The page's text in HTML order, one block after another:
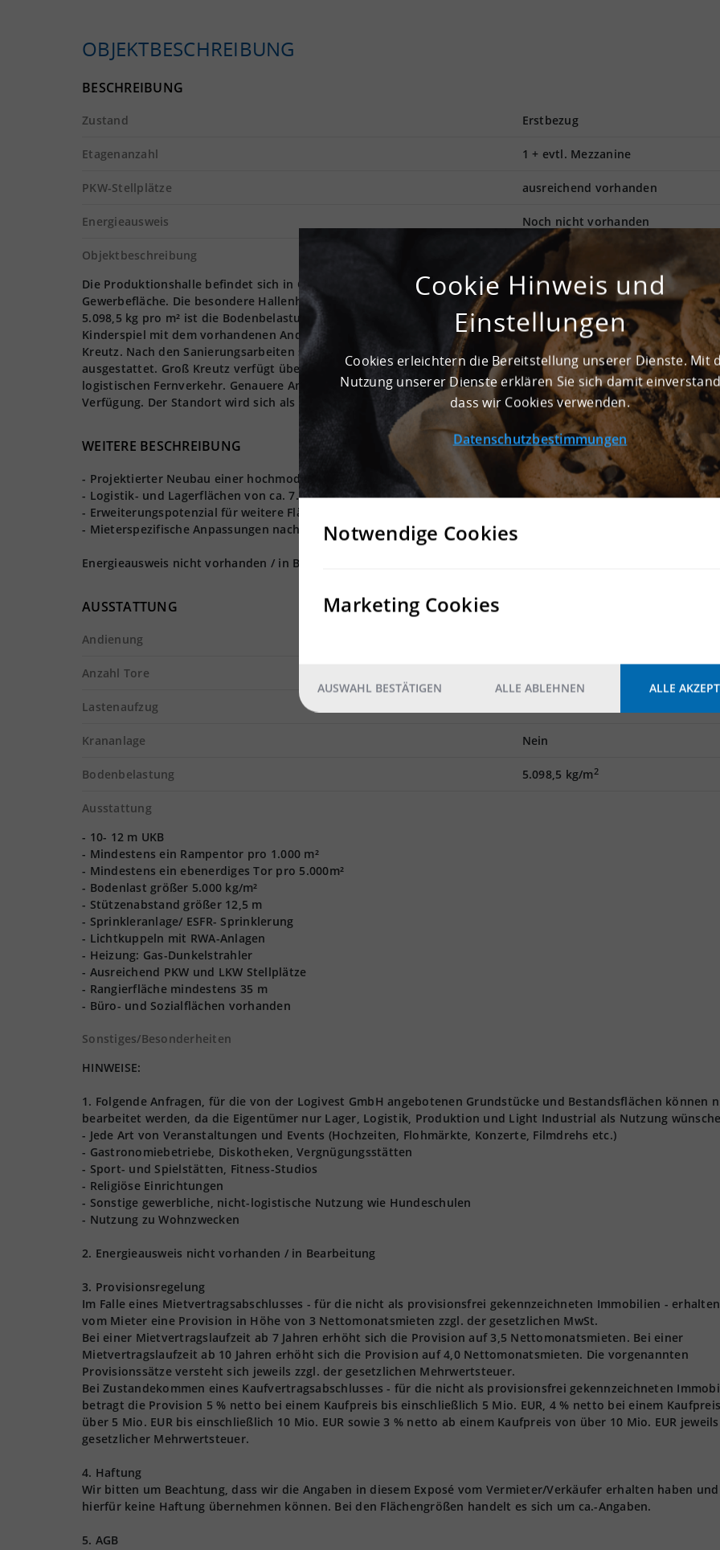
OBJEKTBESCHREIBUNG
BESCHREIBUNG
Zustand Erstbezug
Etagenanzahl 1 + evtl. Mezzanine
PKW-Stellplätze ausreichend vorhanden
Energieausweis Noch nicht vorhanden
Objektbeschreibung
Die Produktionshalle befindet sich in Groß Kreutz. Die Produktionshalle bietet außerdem insgesamt 7.000 m²
Gewerbefläche. Die besondere Hallenhöhe von 10 - 12 Metern bietet den Raum für extra große Lagerregale. Mit
5.098,5 kg pro m² ist die Bodenbelastung für jegliche Nutzungsart kompatibel. Be- und Entladen werden zum
Kinderspiel mit dem vorhandenen Andienungssystem. Die großzügige Produktionshalle befindet sich in 14550
Kreutz. Nach den Sanierungsarbeiten sind alle betreffenden Bereiche des Objekts mit einem Sprinklersystem
ausgestattet. Groß Kreutz verfügt über eine sehr gute Infrastruktur, ausgehend vom Personennahverkehr bis
logistischen Fernverkehr. Genauere Angaben zu Mietpreisen erfolgen auf Anfrage. Schon in Kürze steht das
Verfügung. Der Standort wird sich als Top-Logistikregion für Sie herausstellen.
WEITERE BESCHREIBUNG
- Projektierter Neubau einer hochmodernen Lager- und Logistikhalle
- Logistik- und Lagerflächen von ca. 7.000 m² realisierbar
- Erweiterungspotenzial für weitere Flächen ist vorhanden
- Mieterspezifische Anpassungen nach Absprache möglich
Energieausweis nicht vorhanden / in Bearbeitung
AUSSTATTUNG
Andienung
Anzahl Tore
Lastenaufzug
Krananlage Nein
Bodenbelastung 5.098,5 kg/m2
Ausstattung
- 10- 12 m UKB
- Mindestens ein Rampentor pro 1.000 m²
- Mindestens ein ebenerdiges Tor pro 5.000m²
- Bodenlast größer 5.000 kg/m²
- Stützenabstand größer 12,5 m
- Sprinkleranlage/ ESFR- Sprinklerung
- Lichtkuppeln mit RWA-Anlagen
- Heizung: Gas-Dunkelstrahler
- Ausreichend PKW und LKW Stellplätze
- Rangierfläche mindestens 35 m
- Büro- und Sozialflächen vorhanden
Sonstiges/Besonderheiten
HINWEISE:
1. Folgende Anfragen, für die von der Logivest GmbH angebotenen Grundstücke und Bestandsflächen können
bearbeitet werden, da die Eigentümer nur Lager, Logistik, Produktion und Light Industrial als Nutzung
- Jede Art von Veranstaltungen und Events (Hochzeiten, Flohmärkte, Konzerte, Filmdrehs etc.)
- Gastronomiebetriebe, Diskotheken, Vergnügungsstätten
- Sport- und Spielstätten, Fitness-Studios
- Religiöse Einrichtungen
- Sonstige gewerbliche, nicht-logistische Nutzung wie Hundeschulen
- Nutzung zu Wohnzwecken
2. Energieausweis nicht vorhanden / in Bearbeitung
3. Provisionsregelung
Im Falle eines Mietvertragsabschlusses - für die nicht als provisionsfrei gekennzeichneten Immobilien -
vom Mieter eine Provision in Höhe von 3 Nettomonatsmieten zzgl. der gesetzlichen MwSt.
Bei einer Mietvertragslaufzeit ab 7 Jahren erhöht sich die Provision auf 3,5 Nettomonatsmieten. Bei einer
Mietvertragslaufzeit ab 10 Jahren erhöht sich die Provision auf 4,0 Nettomonatsmieten. Die vorgenannten
Provisionssätze versteht sich jeweils zzgl. der gesetzlichen Mehrwertsteuer.
Bei Zustandekommen eines Kaufvertragsabschlusses - für die nicht als provisionsfrei gekennzeichneten
betragt die Provision 5 % netto bei einem Kaufpreis bis einschließlich 5 Mio. EUR, 4 % netto bei einem
über 5 Mio. EUR bis einschließlich 10 Mio. EUR sowie 3 % netto ab einem Kaufpreis von über 10 Mio. EUR
gesetzlicher Mehrwertsteuer.
4. Haftung
Wir bitten um Beachtung, dass wir die Angaben in diesem Exposé vom Vermieter/Verkäufer erhalten haben und
hierfür keine Haftung übernehmen können. Bei den Flächengrößen handelt es sich um ca.-Angaben.
5. AGB
Cookie Hinweis und
Einstellungen
Cookies erleichtern die Bereitstellung unserer Dienste. Mit
Nutzung unserer Dienste erklären Sie sich damit
dass wir Cookies verwenden.
Datenschutzbestimmungen
Notwendige Cookies
Marketing Cookies
AUSWAHL BESTÄTIGEN ALLE ABLEHNEN ALLE